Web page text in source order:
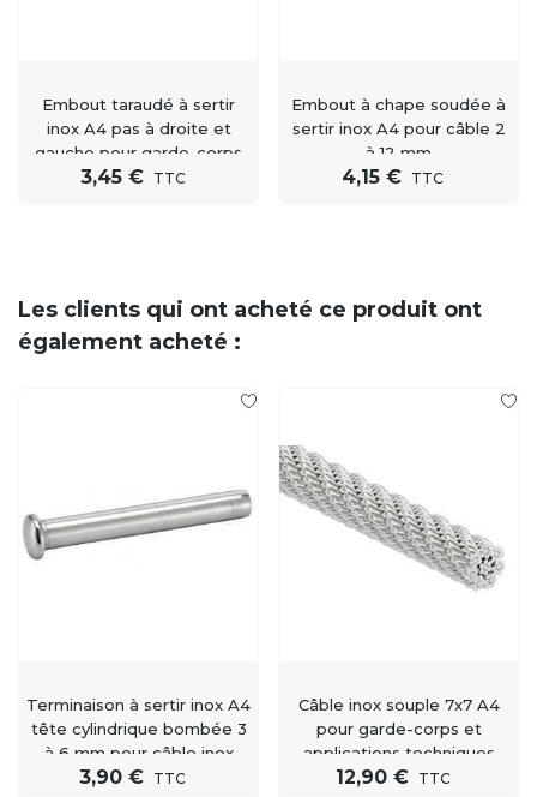
Embout taraudé à sertir
inox A4 pas à droite et
gauche pour garde-corps
et accastillage
3,45 € TTC
Embout à chape soudée à
sertir inox A4 pour câble 2
à 12 mm
4,15 € TTC
Les clients qui ont acheté ce produit ont
également acheté :
Terminaison à sertir inox A4
tête cylindrique bombée 3
à 6 mm pour câble inox
3,90 € TTC
Câble inox souple 7x7 A4
pour garde-corps et
applications techniques
12,90 €
TTC